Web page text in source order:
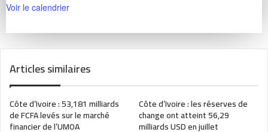
Voir le calendrier
Articles similaires
Côte d’Ivoire : 53,181 milliards
de FCFA levés sur le marché
financier de l’UMOA
Côte d’Ivoire : les réserves de
change ont atteint 56,29
milliards USD en juillet